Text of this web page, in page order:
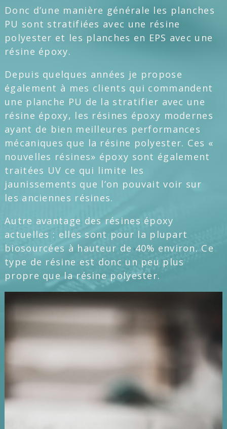
Donc d’une manière générale les planches
PU sont stratifiées avec une résine
polyester et les planches en EPS avec une
résine époxy.
Depuis quelques années je propose
également à mes clients qui commandent
une planche PU de la stratifier avec une
résine époxy, les résines époxy modernes
ayant de bien meilleures performances
mécaniques que la résine polyester. Ces «
nouvelles résines» époxy sont également
traitées UV ce qui limite les
jaunissements que l’on pouvait voir sur
les anciennes résines.
Autre avantage des résines époxy
actuelles : elles sont pour la plupart
biosourcées à hauteur de 40% environ. Ce
type de résine est donc un peu plus
propre que la résine polyester.